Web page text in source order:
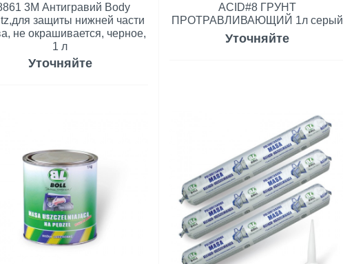
3M Антигравий Body
защиты нижней части
не окрашивается, черное,
1 л
Уточняйте
ACID#8 ГРУНТ
ПРОТРАВЛИВАЮЩИЙ 1л серый
Уточняйте